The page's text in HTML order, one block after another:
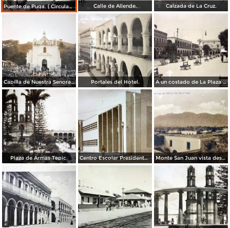
Puente de Puga. ( Circulada el 22 de Mayo de 1920 ). Calle de Allende. Calzada de La Cruz.
Capilla de Nuestra Senora de Guadalupe en Barranca el Pichon. Portales del Hotel. A un costado de La Plaza principal.
Plaza de Armas Tepic. Centro Escolar Presidente M Aleman. Monte San Juan vista desde Tepic ( Circulada el 30 de Agosto de 1908 ).